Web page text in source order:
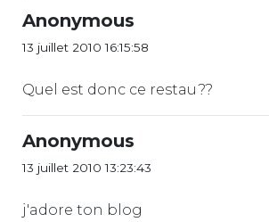
Anonymous
13 juillet 2010 16:15:58
Quel est donc ce restau??
Anonymous
13 juillet 2010 13:23:43
j'adore ton blog